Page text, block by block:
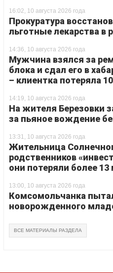
16:02, 10 августа 2026 года
Прокуратура
льготные лекарства в
14:36, 10 августа 2026 года
Мужчина взялся за
блока и сдал его в
– клиентка потеряла
14:19, 10 августа 2026 года
На жителя Березовки
за пьяное вождение
13:31, 10 августа 2026 года
Жительница
родственников
они потеряли более 13
13:00, 10 августа 2026 года
Комсомольчанка
новорожденного
ВСЕ МАТЕРИАЛЫ РАЗДЕЛА